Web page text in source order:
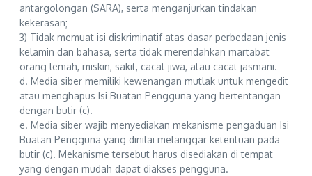
antargolongan (SARA), serta menganjurkan tindakan
kekerasan;
3) Tidak memuat isi diskriminatif atas dasar perbedaan jenis
kelamin dan bahasa, serta tidak merendahkan martabat
orang lemah, miskin, sakit, cacat jiwa, atau cacat jasmani.
d. Media siber memiliki kewenangan mutlak untuk mengedit
atau menghapus Isi Buatan Pengguna yang bertentangan
dengan butir (c).
e. Media siber wajib menyediakan mekanisme pengaduan Isi
Buatan Pengguna yang dinilai melanggar ketentuan pada
butir (c). Mekanisme tersebut harus disediakan di tempat
yang dengan mudah dapat diakses pengguna.